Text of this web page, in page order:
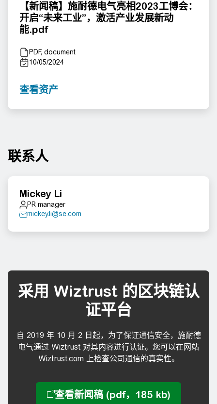
【新闻稿】施耐德电气亮相2023工博会：
开启“未来工业”，激活产业发展新动
能.pdf
PDF, document
10/05/2024
查看资产
联系人
Mickey Li
PR manager
mickey.li@se.com
采用 Wiztrust 的区块链认
证平台
自 2019 年 10 月 2 日起，为了保证通信安全，施耐德
电气通过 Wiztrust 对其内容进行认证。您可以在网站
Wiztrust.com 上检查公司通信的真实性。